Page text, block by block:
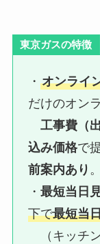
東京ガスの特徴
・オンライ
だけのオン
工事費（
込み価格で
前案内あり 。
・最短当日
下で最短当
（キッチ